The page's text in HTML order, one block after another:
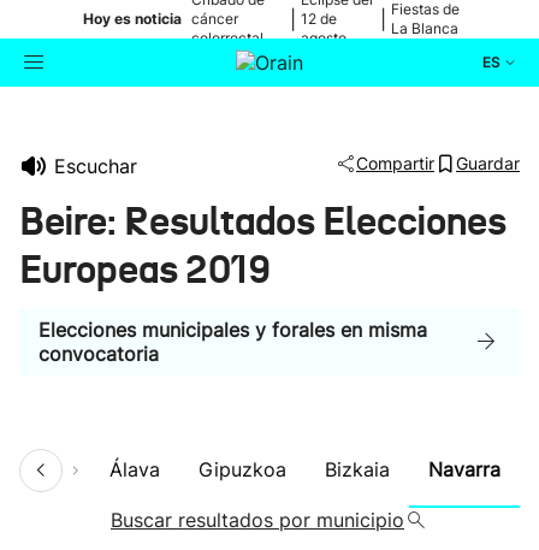
Hoy es noticia cáncer
colorrectal
12 de
agosto
Fiestas de
La Blanca
ES
Cultura
Ikusmiran
Escuchar Compartir Guardar
Beire: Resultados Elecciones
Europeas 2019
Elecciones municipales y forales en misma
convocatoria
Álava Gipuzkoa Bizkaia Navarra
Buscar resultados por municipio